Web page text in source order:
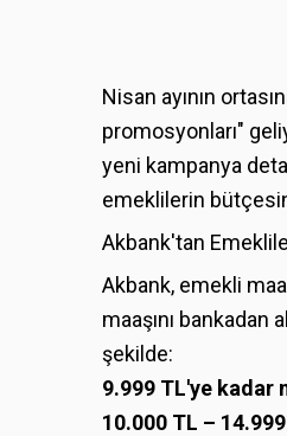
Nisan ayının
promosyonları"
yeni kampanya
emeklilerin
Akbank'tan
Akbank, emekli
maaşını
şekilde:
9.999 TL'ye kadar
10.000 TL –